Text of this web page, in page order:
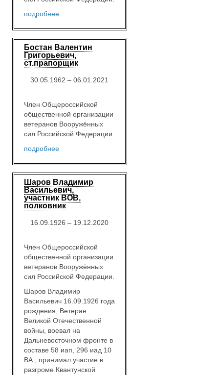
подробнее
Бостан Валентин
Григорьевич,
ст.прапорщик
30.05.1962 – 06.01.2021
Член Общероссийской
общественной организации
ветеранов Вооружённых
сил Российской Федерации.
подробнее
Шаров Владимир
Васильевич,
участник ВОВ,
полковник
16.09.1926 – 19.12.2020
Член Общероссийской
общественной организации
ветеранов Вооружённых
сил Российской Федерации.
Шаров Владимир
Васильевич 16.09.1926 года
рождения, Ветеран
Великой Отечественной
войны, воевал на
Дальневосточном фронте в
составе 58 иап, 296 иад 10
ВА , принимал участие в
разгроме Квантунской